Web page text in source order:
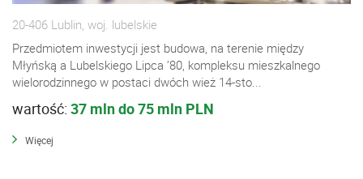
20-406 Lublin, woj. lubelskie
Przedmiotem inwestycji jest budowa, na terenie między
Młyńską a Lubelskiego Lipca ’80, kompleksu mieszkalnego
wielorodzinnego w postaci dwóch wież 14-sto...
wartość: 37 mln do 75 mln PLN
Więcej